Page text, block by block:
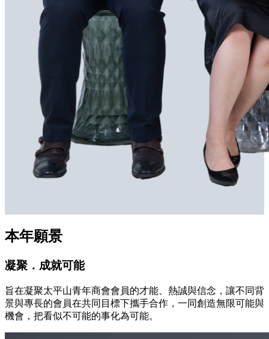
本年願景
凝聚．成就可能
旨在凝聚太平山青年商會會員的才能、熱誠與信念，讓不同背
景與專長的會員在共同目標下攜手合作，一同創造無限可能與
機會，把看似不可能的事化為可能。